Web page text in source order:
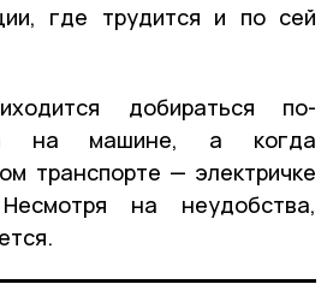
где трудится и по сей
добираться по-
на машине, а когда
транспорте — электричке
на неудобства,